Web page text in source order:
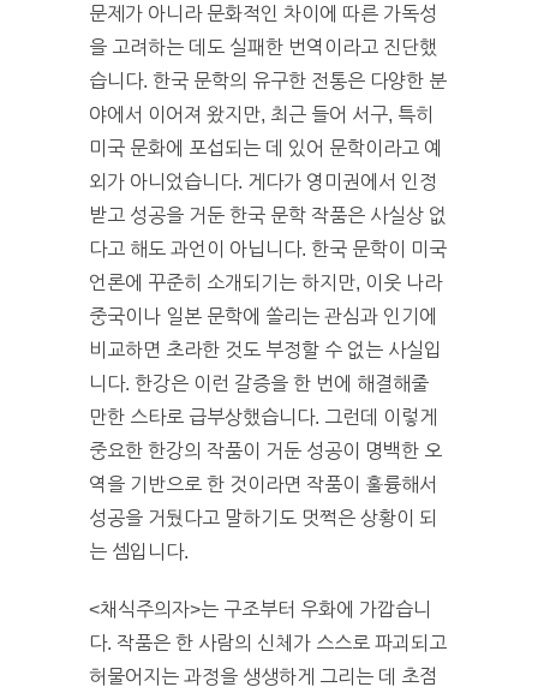
문제가 아니라 문화적인 차이에 따른 가독성
을 고려하는 데도 실패한 번역이라고 진단했
습니다. 한국 문학의 유구한 전통은 다양한 분
야에서 이어져 왔지만, 최근 들어 서구, 특히
미국 문화에 포섭되는 데 있어 문학이라고 예
외가 아니었습니다. 게다가 영미권에서 인정
받고 성공을 거둔 한국 문학 작품은 사실상 없
다고 해도 과언이 아닙니다. 한국 문학이 미국
언론에 꾸준히 소개되기는 하지만, 이웃 나라
중국이나 일본 문학에 쏠리는 관심과 인기에
비교하면 초라한 것도 부정할 수 없는 사실입
니다. 한강은 이런 갈증을 한 번에 해결해줄
만한 스타로 급부상했습니다. 그런데 이렇게
중요한 한강의 작품이 거둔 성공이 명백한 오
역을 기반으로 한 것이라면 작품이 훌륭해서
성공을 거뒀다고 말하기도 멋쩍은 상황이 되
는 셈입니다.
<채식주의자>는 구조부터 우화에 가깝습니
다. 작품은 한 사람의 신체가 스스로 파괴되고
허물어지는 과정을 생생하게 그리는 데 초점